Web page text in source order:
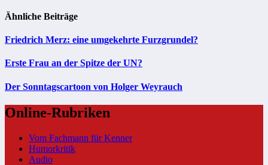
Ähnliche Beiträge
Friedrich Merz: eine umgekehrte Furzgrundel?
Erste Frau an der Spitze der UN?
Der Sonntagscartoon von Holger Weyrauch
Online-Rubriken
Vom Fachmann für Kenner
Humorkritik
Audio